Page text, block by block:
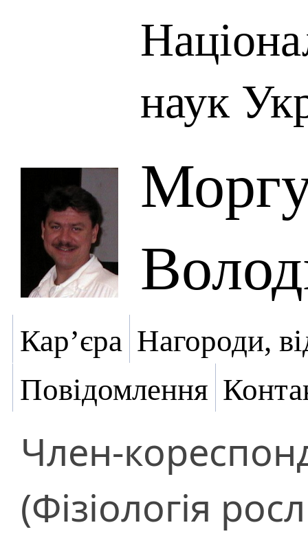
наук
Кар’єра Нагороди,
Повідомлення
Член-
(Фізіологія